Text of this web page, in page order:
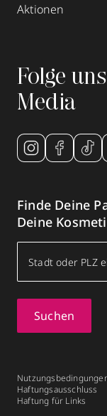
Aktionen
Folge
Media
Finde Deine
Deine
Suchen
Haftungsausschluss
Haftung für Links